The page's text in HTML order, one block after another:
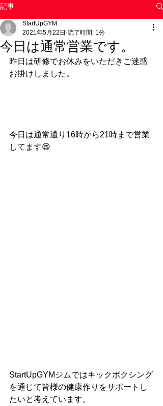
記事
今日は通常営業です。
StartUpGYM
2021年5月22日 読了時間: 1分
昨日は研修でお休みをいただきご迷惑
お掛けしました。
今日は通常通り16時から21時まで営業
してます😄
StartUpGYMジムではキックボクシング
を通じて皆様の健康作りをサポートし
たいと考えています。